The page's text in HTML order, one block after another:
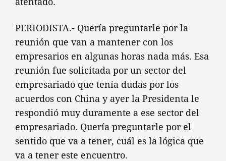
PERIODISTA.- Quería preguntarle por la
reunión que van a mantener con los
empresarios en algunas horas nada más. Esa
reunión fue solicitada por un sector del
empresariado que tenía dudas por los
acuerdos con China y ayer la Presidenta le
respondió muy duramente a ese sector del
empresariado. Quería preguntarle por el
sentido que va a tener, cuál es la lógica que
va a tener este encuentro.